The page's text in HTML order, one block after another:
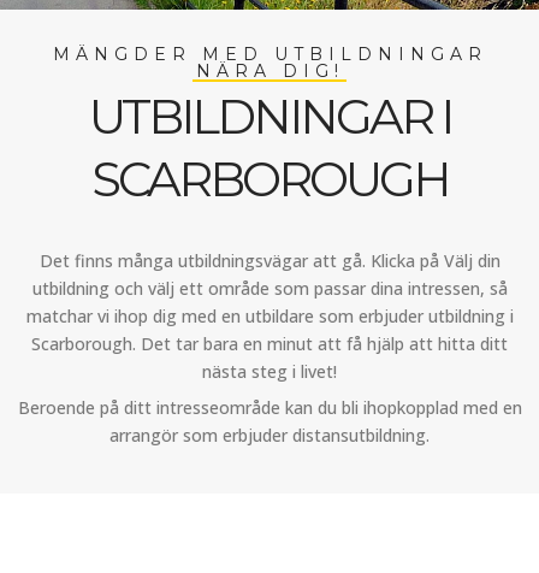
MÄNGDER MED UTBILDNINGAR
NÄRA DIG!
UTBILDNINGAR I
SCARBOROUGH
Det finns många utbildningsvägar att gå. Klicka på Välj din
utbildning och välj ett område som passar dina intressen, så
matchar vi ihop dig med en utbildare som erbjuder utbildning i
Scarborough. Det tar bara en minut att få hjälp att hitta ditt
nästa steg i livet!
Beroende på ditt intresseområde kan du bli ihopkopplad med en
arrangör som erbjuder distansutbildning.